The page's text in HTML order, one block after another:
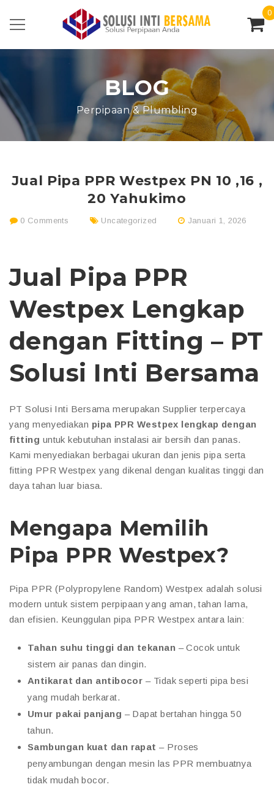
0
BLOG
Perpipaan & Plumbling
Jual Pipa PPR Westpex PN 10 ,16 ,
20 Yahukimo
0 Comments Uncategorized Januari 1, 2026
Jual Pipa PPR
Westpex Lengkap
dengan Fitting – PT
Solusi Inti Bersama
PT Solusi Inti Bersama merupakan Supplier terpercaya
yang menyediakan pipa PPR Westpex lengkap dengan
fitting untuk kebutuhan instalasi air bersih dan panas.
Kami menyediakan berbagai ukuran dan jenis pipa serta
fitting PPR Westpex yang dikenal dengan kualitas tinggi dan
daya tahan luar biasa.
Mengapa Memilih
Pipa PPR Westpex?
Pipa PPR (Polypropylene Random) Westpex adalah solusi
modern untuk sistem perpipaan yang aman, tahan lama,
dan efisien. Keunggulan pipa PPR Westpex antara lain:
Tahan suhu tinggi dan tekanan – Cocok untuk
sistem air panas dan dingin.
Antikarat dan antibocor – Tidak seperti pipa besi
yang mudah berkarat.
Umur pakai panjang – Dapat bertahan hingga 50
tahun.
Sambungan kuat dan rapat – Proses
penyambungan dengan mesin las PPR membuatnya
tidak mudah bocor.